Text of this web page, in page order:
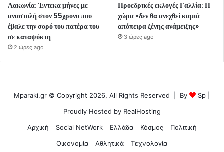
Λακωνία: Έντεκα μήνες με
αναστολή στον 55χρονο που
έβαλε την σορό του πατέρα του
σε καταψύκτη
2 ώρες ago
Προεδρικές εκλογές Γαλλία: Η
χώρα «δεν θα ανεχθεί καμιά
απόπειρα ξένης ανάμειξης»
3 ώρες ago
Mparaki.gr © Copyright 2026, All Rights Reserved | By Sp
Proudly Hosted by RealHosting
Αρχική
Social NetWork Ελλάδα Κόσμος
Πολιτική
Οικονομία
Αθλητικά Τεχνολογία